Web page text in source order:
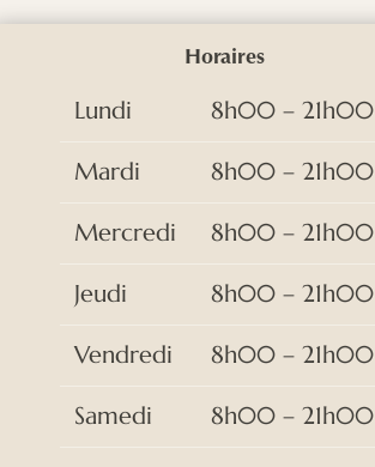
Horaires
Lundi 8h00 – 21h00
Mardi 8h00 – 21h00
Mercredi 8h00 – 21h00
Jeudi 8h00 – 21h00
Vendredi 8h00 – 21h00
Samedi 8h00 – 21h00